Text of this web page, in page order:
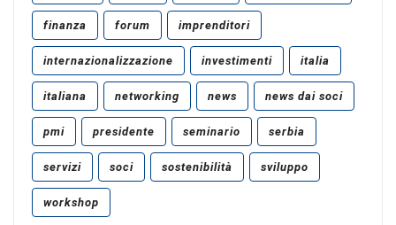
finanza forum imprenditori
internazionalizzazione investimenti italia
italiana networking news news dai soci
pmi presidente seminario serbia
servizi soci sostenibilità sviluppo
workshop